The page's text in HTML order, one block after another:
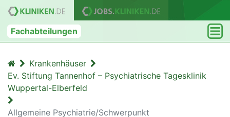
Fachabteilungen
Krankenhäuser
Ev. Stiftung Tannenhof – Psychiatrische Tagesklinik
Wuppertal-Elberfeld
Allgemeine Psychiatrie/Schwerpunkt